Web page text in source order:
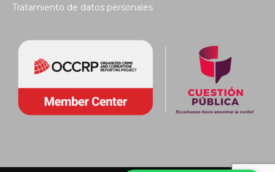
Tratamiento de datos personales